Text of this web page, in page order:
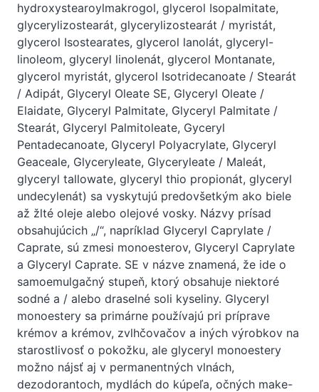
hydroxystearoylmakrogol, glycerol Isopalmitate,
glycerylizostearát, glycerylizostearát / myristát,
glycerol Isostearates, glycerol lanolát, glyceryl-
linoleom, glyceryl linolenát, glycerol Montanate,
glycerol myristát, glycerol Isotridecanoate / Stearát
/ Adipát, Glyceryl Oleate SE, Glyceryl Oleate /
Elaidate, Glyceryl Palmitate, Glyceryl Palmitate /
Stearát, Glyceryl Palmitoleate, Gyceryl
Pentadecanoate, Glyceryl Polyacrylate, Glyceryl
Geaceale, Glyceryleate, Glyceryleate / Maleát,
glyceryl tallowate, glyceryl thio propionát, glyceryl
undecylenát) sa vyskytujú predovšetkým ako biele
až žlté oleje alebo olejové vosky. Názvy prísad
obsahujúcich „/“, napríklad Glyceryl Caprylate /
Caprate, sú zmesi monoesterov, Glyceryl Caprylate
a Glyceryl Caprate. SE v názve znamená, že ide o
samoemulgačný stupeň, ktorý obsahuje niektoré
sodné a / alebo draselné soli kyseliny. Glyceryl
monoestery sa primárne používajú pri príprave
krémov a krémov, zvlhčovačov a iných výrobkov na
starostlivosť o pokožku, ale glyceryl monoestery
možno nájsť aj v permanentných vlnách,
dezodorantoch, mydlách do kúpeľa, očných make-